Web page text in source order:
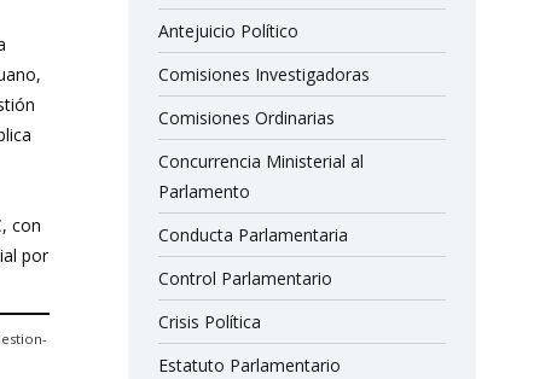
con
por
Antejuicio Político
Comisiones Investigadoras
Comisiones Ordinarias
Concurrencia Ministerial al
Parlamento
Conducta Parlamentaria
Control Parlamentario
Crisis Política
Estatuto Parlamentario